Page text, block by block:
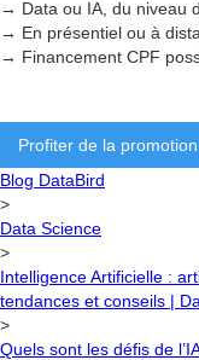
→ Data ou IA, du niveau
→ En présentiel ou à
→ Financement CPF
Profiter de la promotion
Blog DataBird
>
Data Science
>
Intelligence Artificielle :
tendances et conseils |
>
Quels sont les défis de